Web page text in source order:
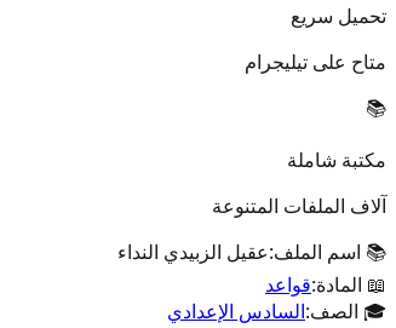
تحميل سريع
متاح على تيليجرام
📚
مكتبة شاملة
آلاف الملفات المتنوعة
📚 اسم الملف:عقيل الزبيدي النداء
📖 المادة:قواعد
🎓 الصف:السادس الإعدادي